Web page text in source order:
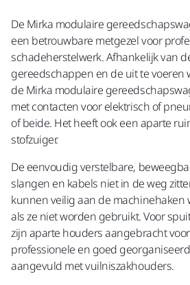
De Mirka modulaire
een betrouwbare metgezel voor
schadeherstelwerk. Afhankelijk van
gereedschappen en de uit te voeren
de Mirka modulaire
met contacten voor elektrisch of
of beide. Het heeft ook een aparte
stofzuiger.
De eenvoudig verstelbare,
slangen en kabels niet in de weg
kunnen veilig aan de
als ze niet worden gebruikt. Voor
zijn aparte houders aangebracht
professionele en goed
aangevuld met vuilniszakhouders.